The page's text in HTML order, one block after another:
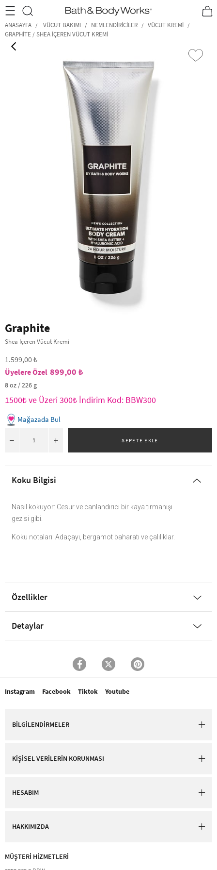
•2200₺ ve Üzeri Kargo Ücretsiz!• *Promosyon Detayları
ANASAYFA VÜCUT BAKIMI NEMLENDIRICILER
VÜCUT KREMI
GRAPHITE / SHEA İÇEREN VÜCUT KREMI
Graphite
Shea İçeren Vücut Kremi
1.599,00 ₺
899,00 ₺
8 oz / 226 g
1500₺ ve Üzeri 300₺ İndirim Kod: BBW300
Mağazada Bul
Koku Bilgisi
Nasıl kokuyor: Cesur ve canlandırıcı bir kaya tırmanışı
gezisi gibi.
Koku notaları: Adaçayı, bergamot baharatı ve çalılıklar.
Özellikler
Detaylar
Instagram Facebook Tiktok Youtube
BİLGİLENDİRMELER
KİŞİSEL VERİLERİN KORUNMASI
HESABIM
HAKKIMIZDA
MÜŞTERİ HİZMETLERİ​